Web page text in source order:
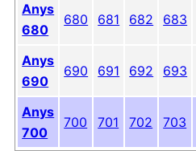
Anys
680
680 681 682 683
Anys
690
690 691 692 693
Anys
700
700 701 702 703